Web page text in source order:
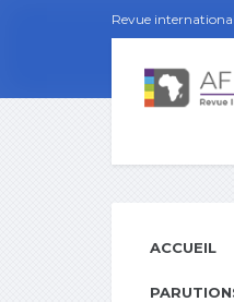
Revue
ACCUEIL